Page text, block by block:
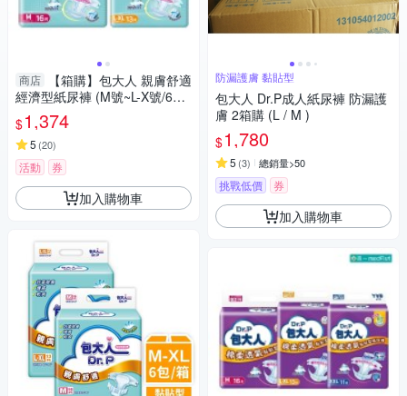
商店
【箱購】包大人 親膚舒適
經濟型紙尿褲 (M號~L-X號/6包/
箱)｜新舊包裝隨機出貨【杏
一】
$1,374
5 (20)
活動 券
加入購物車
防漏護膚 黏貼型
包大人 Dr.P成人紙尿褲 防漏護
膚 2箱購 (L / M )
$1,780
5 (3) 總銷量>50
挑戰低價 券
加入購物車